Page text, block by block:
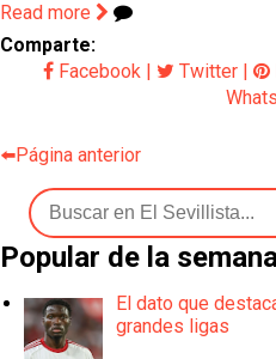
Read more
Comparte:
Facebook
Twitter
⬅️Página anterior
Popular de la
El dato que
grandes ligas